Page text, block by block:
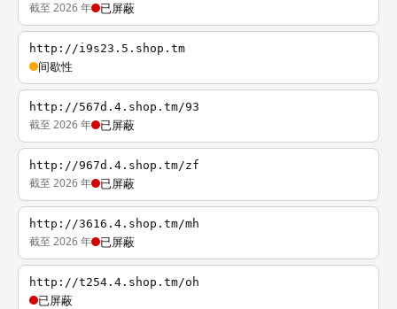
截至 2026 年 已屏蔽
http://i9s23.5.shop.tm
间歇性
http://567d.4.shop.tm/93
截至 2026 年 已屏蔽
http://967d.4.shop.tm/zf
截至 2026 年 已屏蔽
http://3616.4.shop.tm/mh
截至 2026 年 已屏蔽
http://t254.4.shop.tm/oh
已屏蔽